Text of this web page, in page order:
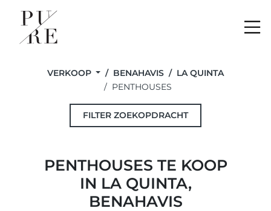
VERKOOP BENAHAVIS
LA QUINTA
PENTHOUSES
FILTER ZOEKOPDRACHT
PENTHOUSES TE KOOP
IN LA QUINTA,
BENAHAVIS